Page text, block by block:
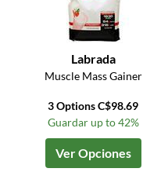
Labrada
Muscle Mass Gainer
3 Options C$98.69
Guardar up to 42%
Ver Opciones